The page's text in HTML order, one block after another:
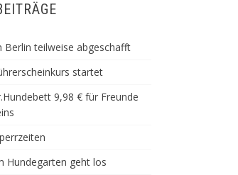
Berlin teilweise abgeschafft
startet
9,98 € für Freunde
Hundegarten geht los